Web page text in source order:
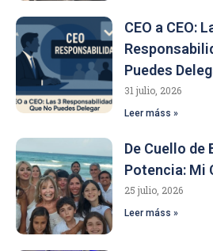
CEO a CEO:
Puedes
31 julio, 2026
Leer máss »
De Cuello de
Potencia: Mi
25 julio, 2026
Leer máss »